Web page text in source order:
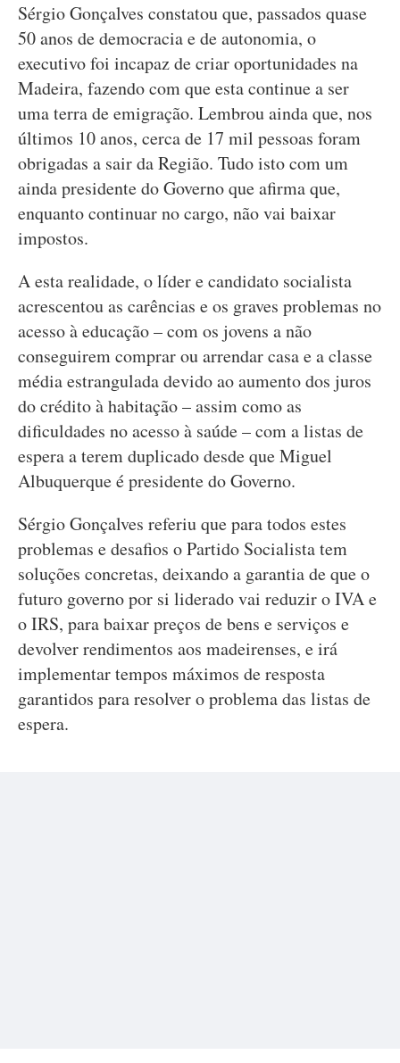
Sérgio Gonçalves constatou que, passados quase
50 anos de democracia e de autonomia, o
executivo foi incapaz de criar oportunidades na
Madeira, fazendo com que esta continue a ser
uma terra de emigração. Lembrou ainda que, nos
últimos 10 anos, cerca de 17 mil pessoas foram
obrigadas a sair da Região. Tudo isto com um
ainda presidente do Governo que afirma que,
enquanto continuar no cargo, não vai baixar
impostos.
A esta realidade, o líder e candidato socialista
acrescentou as carências e os graves problemas no
acesso à educação – com os jovens a não
conseguirem comprar ou arrendar casa e a classe
média estrangulada devido ao aumento dos juros
do crédito à habitação – assim como as
dificuldades no acesso à saúde – com a listas de
espera a terem duplicado desde que Miguel
Albuquerque é presidente do Governo.
Sérgio Gonçalves referiu que para todos estes
problemas e desafios o Partido Socialista tem
soluções concretas, deixando a garantia de que o
futuro governo por si liderado vai reduzir o IVA e
o IRS, para baixar preços de bens e serviços e
devolver rendimentos aos madeirenses, e irá
implementar tempos máximos de resposta
garantidos para resolver o problema das listas de
espera.